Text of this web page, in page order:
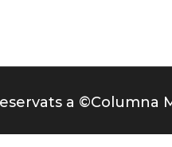
a ©Columna